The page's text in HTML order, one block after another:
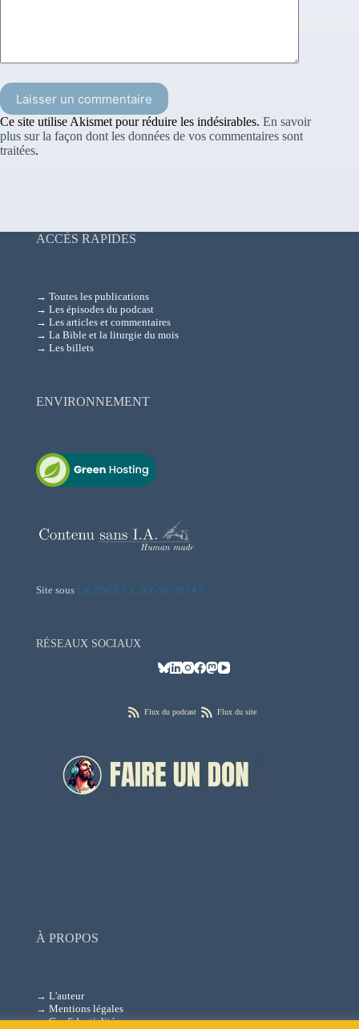
Laisser un commentaire
Ce site utilise Akismet pour réduire les indésirables. En savoir
plus sur la façon dont les données de vos commentaires sont
traitées.
ACCÈS RAPIDES
→ Toutes les publications
→ Les épisodes du podcast
→ Les articles et commentaires
→ La Bible et la liturgie du mois
→ Les billets
ENVIRONNEMENT
Site sous LICENCE CC BY-NC-ND 4.0
RÉSEAUX SOCIAUX
Flux du podcast Flux du site
À PROPOS
→ L'auteur
→ Mentions légales
→Confidentialité